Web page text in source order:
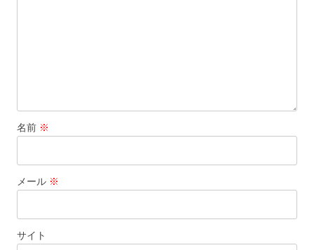
名前 ※
メール ※
サイト